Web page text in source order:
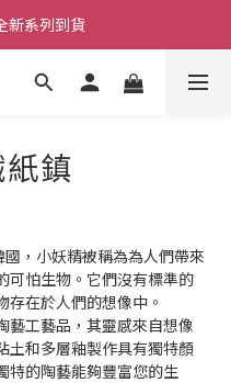
新到貨
新系列到貨
新到貨
鎮
，小妖精被稱為為人們帶來
可怕生物。它們沒有標準的
在於人們的想像中。
藝工藝品，其靈感來自想像
土和多層釉製作具有獨特顏
特的陶藝能夠豐富您的生